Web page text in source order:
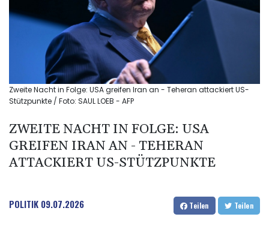
Zweite Nacht in Folge: USA greifen Iran an - Teheran attackiert US-
Stützpunkte / Foto: SAUL LOEB - AFP
ZWEITE NACHT IN FOLGE: USA
GREIFEN IRAN AN - TEHERAN
ATTACKIERT US-STÜTZPUNKTE
POLITIK 09.07.2026 Teilen Teilen